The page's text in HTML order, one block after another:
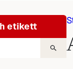
etikett